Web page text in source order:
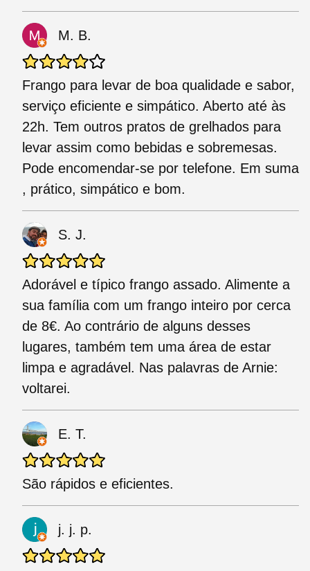
M. B.
Frango para levar de boa qualidade e sabor,
serviço eficiente e simpático. Aberto até às
22h. Tem outros pratos de grelhados para
levar assim como bebidas e sobremesas.
Pode encomendar-se por telefone. Em suma
, prático, simpático e bom.
S. J.
Adorável e típico frango assado. Alimente a
sua família com um frango inteiro por cerca
de 8€. Ao contrário de alguns desses
lugares, também tem uma área de estar
limpa e agradável. Nas palavras de Arnie:
voltarei.
E. T.
São rápidos e eficientes.
j. j. p.